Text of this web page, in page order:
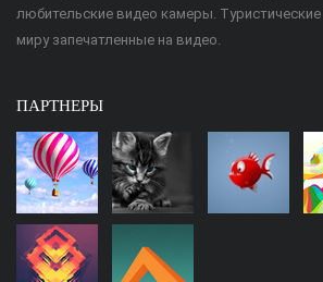
любительские видео камеры.
миру запечатленные на видео.
ПАРТНЕРЫ